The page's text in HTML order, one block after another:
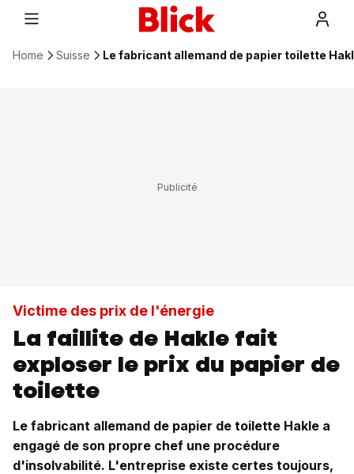
Home Suisse Le fabricant allemand de papier toilette
Victime des prix de l'énergie
La faillite de Hakle fait
exploser le prix du papier de
toilette
Le fabricant allemand de papier de toilette Hakle a
engagé de son propre chef une procédure
d'insolvabilité. L'entreprise existe certes toujours,